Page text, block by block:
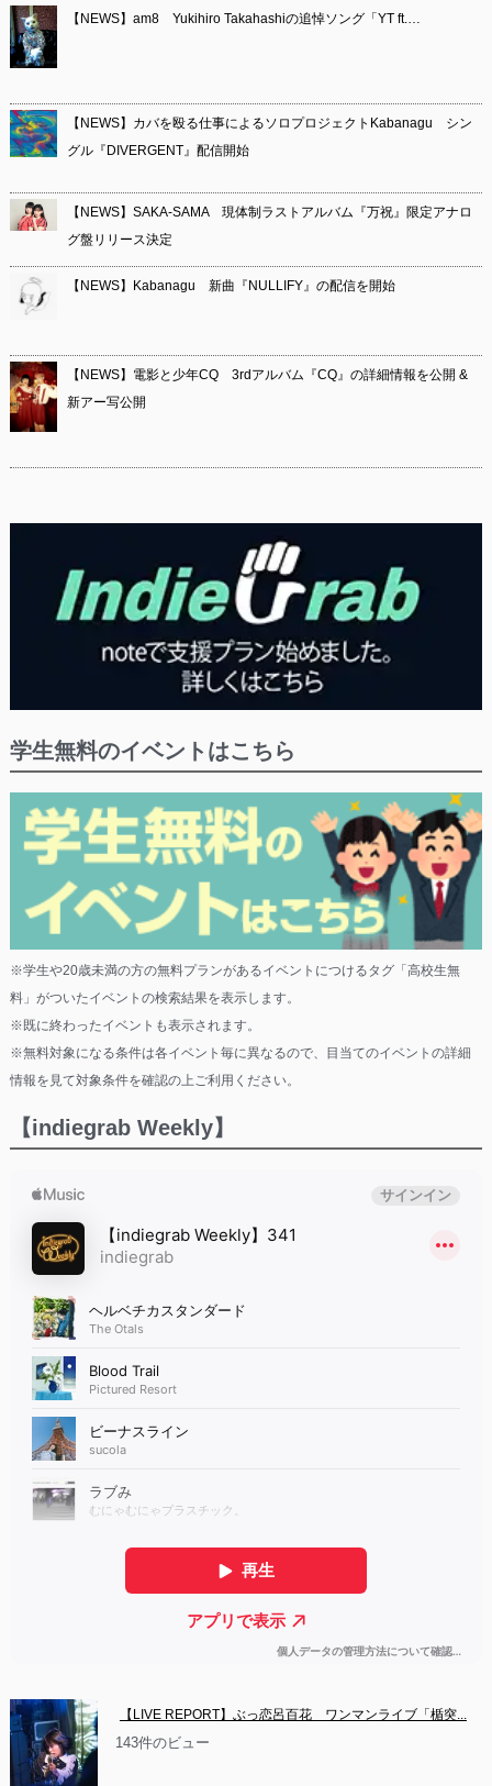
【NEWS】am8 Yukihiro Takahashiの追悼ソング「YT ft.…
【NEWS】カバを殴る仕事によるソロプロジェクトKabanagu シン
グル『DIVERGENT』配信開始
【NEWS】SAKA-SAMA 現体制ラストアルバム『万祝』限定アナロ
グ盤リリース決定
【NEWS】Kabanagu 新曲『NULLIFY』の配信を開始
【NEWS】電影と少年CQ 3rdアルバム『CQ』の詳細情報を公開 &
新アー写公開
学生無料のイベントはこちら
※学生や20歳未満の方の無料プランがあるイベントにつけるタグ「高校生無
料」がついたイベントの検索結果を表示します。
※既に終わったイベントも表示されます。
※無料対象になる条件は各イベント毎に異なるので、目当てのイベントの詳細
情報を見て対象条件を確認の上ご利用ください。
【indiegrab Weekly】
【LIVE REPORT】ぶっ恋呂百花　ワンマンライブ「楯突...
143件のビュー